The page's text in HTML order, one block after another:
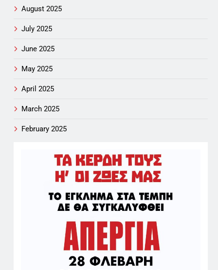
August 2025
July 2025
June 2025
May 2025
April 2025
March 2025
February 2025